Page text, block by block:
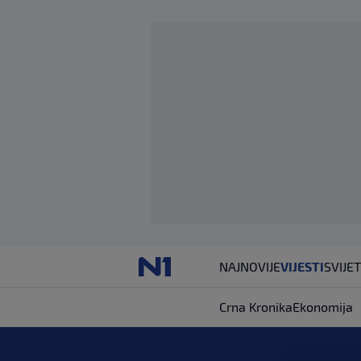
NAJNOVIJEVIJESTISVIJET
Crna KronikaEkonomija